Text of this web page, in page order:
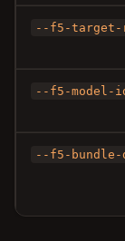
--f5-target-
--f5-model-
--f5-